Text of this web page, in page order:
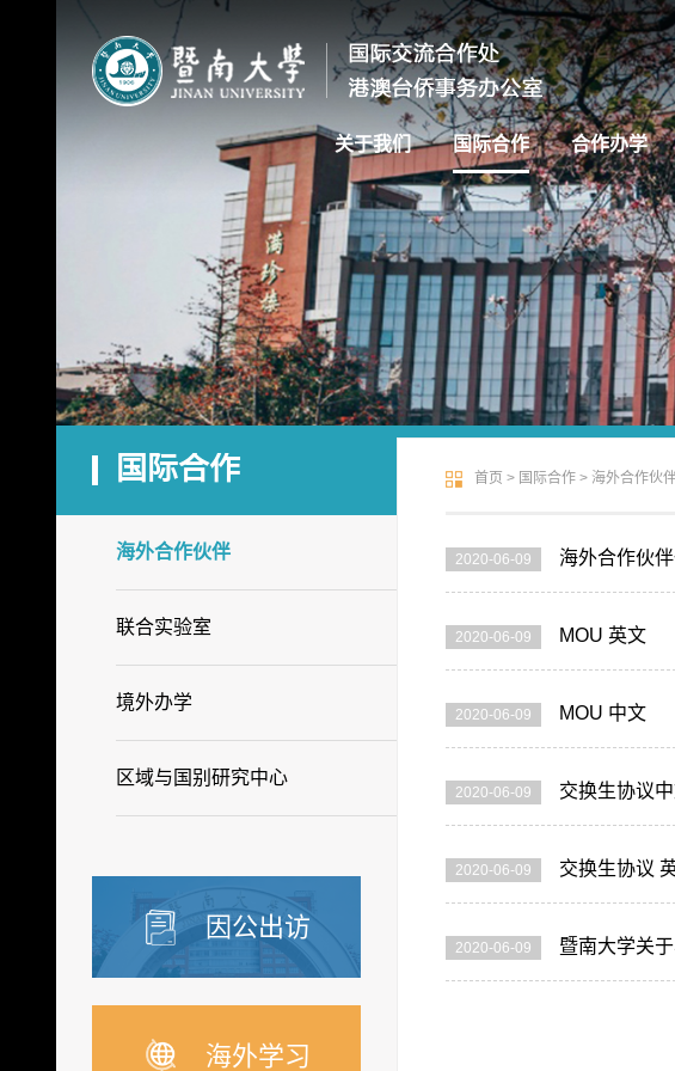
关于我们 国际合作 合作办学
国际合作
海外合作伙伴
联合实验室
境外办学
区域与国别研究中心
因公出访
海外学习
首页 > 国际合作 > 海外合作伙
2020-06-09 海外合作伙
2020-06-09 MOU 英文
2020-06-09 MOU 中文
2020-06-09 交换生协议
2020-06-09 交换生协议
2020-06-09 暨南大学关